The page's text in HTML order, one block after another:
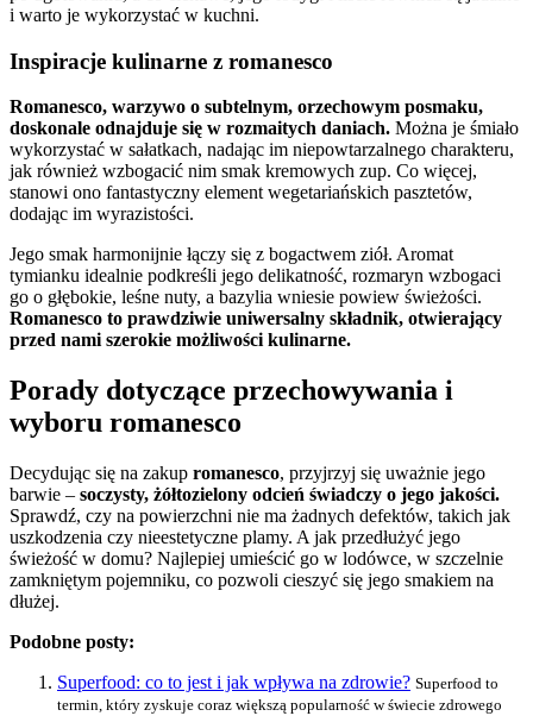
i warto je wykorzystać w kuchni.
Inspiracje kulinarne z romanesco
Romanesco, warzywo o subtelnym, orzechowym posmaku,
doskonale odnajduje się w rozmaitych daniach. Można je śmiało
wykorzystać w sałatkach, nadając im niepowtarzalnego charakteru,
jak również wzbogacić nim smak kremowych zup. Co więcej,
stanowi ono fantastyczny element wegetariańskich pasztetów,
dodając im wyrazistości.
Jego smak harmonijnie łączy się z bogactwem ziół. Aromat
tymianku idealnie podkreśli jego delikatność, rozmaryn wzbogaci
go o głębokie, leśne nuty, a bazylia wniesie powiew świeżości.
Romanesco to prawdziwie uniwersalny składnik, otwierający
przed nami szerokie możliwości kulinarne.
Porady dotyczące przechowywania i
wyboru romanesco
Decydując się na zakup romanesco, przyjrzyj się uważnie jego
barwie – soczysty, żółtozielony odcień świadczy o jego jakości.
Sprawdź, czy na powierzchni nie ma żadnych defektów, takich jak
uszkodzenia czy nieestetyczne plamy. A jak przedłużyć jego
świeżość w domu? Najlepiej umieścić go w lodówce, w szczelnie
zamkniętym pojemniku, co pozwoli cieszyć się jego smakiem na
dłużej.
Podobne posty:
Superfood: co to jest i jak wpływa na zdrowie? Superfood to
termin, który zyskuje coraz większą popularność w świecie zdrowego